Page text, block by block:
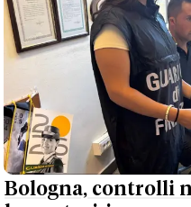
Bologna, controlli